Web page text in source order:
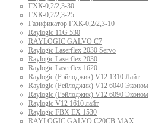
ГХК-0,2/2,3-30
ГХК-0,2/2,3-25
Газификатор ГХК-0,2/2,3-10
Raylogic 11G 530
RAYLOGIC GALVO С7
Raylogic Laserflex 2030 Servo
Raylogic Laserflex 2030
Raylogic Laserflex 1620
Raylogic (Рэйлоджик) V12 1310 Лайт
Raylogic (Рейлоджик) V12 6040 Эконом
Raylogic (Рэйлоджик) V12 6090 Эконом
Raylogic V12 1610 лайт
Raylogic FBX EX 1530
RAYLOGIC GALVO С20CB MAX